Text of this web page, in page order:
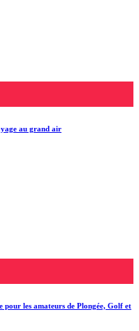
au grand air
les amateurs de Plongée, Golf et